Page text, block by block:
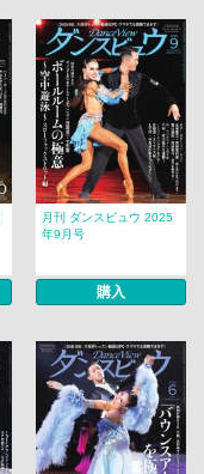
月刊 ダンスビュウ 2025
年9月号
購入